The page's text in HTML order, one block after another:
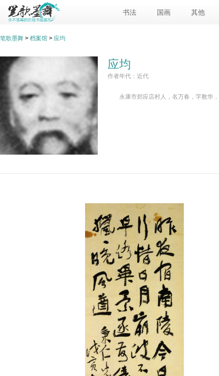
书法 国画 其他
笔歌墨舞 > 档案馆 > 应均
应均
作者年代：近代
永康市郊应店村人，名万春，字敷华